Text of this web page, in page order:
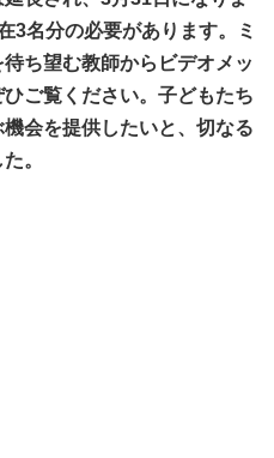
3名分の必要があります。ミ
ち望む教師からビデオメッ
ご覧ください。子どもたち
会を提供したいと、切なる
。